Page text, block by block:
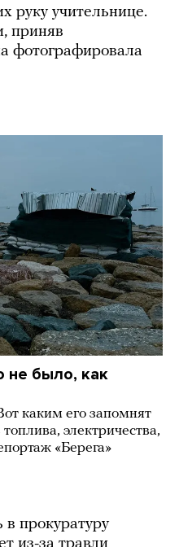
руку учительнице.
приняв
фотографировала
не было, как
каким его запомнят
электричества,
«Берега»
в прокуратуру
из-за травли